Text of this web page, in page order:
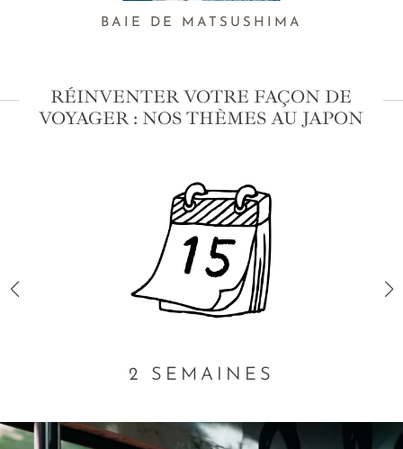
BAIE DE MATSUSHIMA
RÉINVENTER VOTRE FAÇON DE
VOYAGER : NOS THÈMES AU JAPON
2 SEMAINES